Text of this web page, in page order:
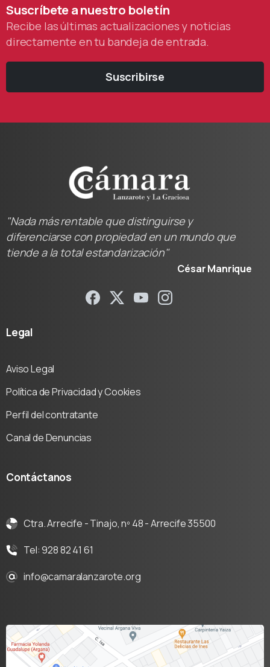
Suscríbeteanuestro boletín
Recibe las últimas actualizaciones y noticias
directamente en tu bandeja de entrada.
Suscribirse
"Nada más rentable que distinguirse y
diferenciarse con propiedad en un mundo que
tiende a la total estandarización"
César Manrique
Legal
Aviso Legal
Política de Privacidad y Cookies
Perfil del contratante
Canal de Denuncias
Contáctanos
Ctra. Arrecife - Tinajo, nº 48 - Arrecife 35500
Tel: 928 82 41 61
info@camaralanzarote.org